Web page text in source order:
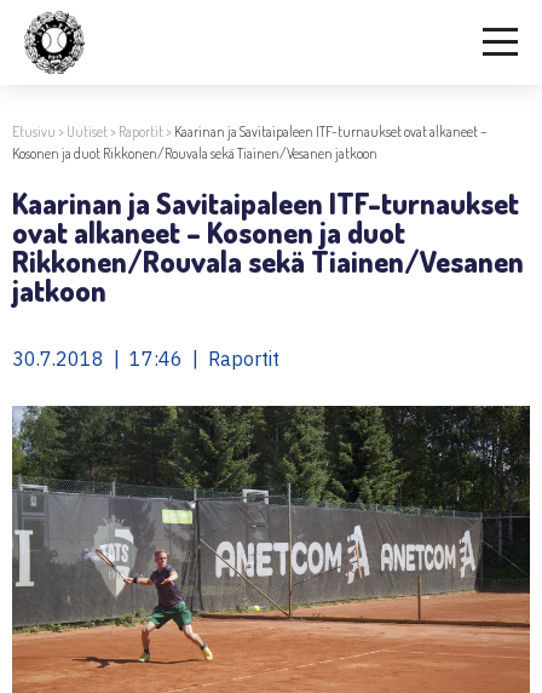
Etusivu > Uutiset> Raportit> Kaarinan ja Savitaipaleen ITF-turnaukset ovat alkaneet –
Kosonen ja duot Rikkonen/Rouvala sekä Tiainen/Vesanen jatkoon
Kaarinan ja Savitaipaleen ITF-turnaukset
ovat alkaneet – Kosonen ja duot
Rikkonen/Rouvala sekä Tiainen/Vesanen
jatkoon
30.7.2018 | 17:46 | Raportit